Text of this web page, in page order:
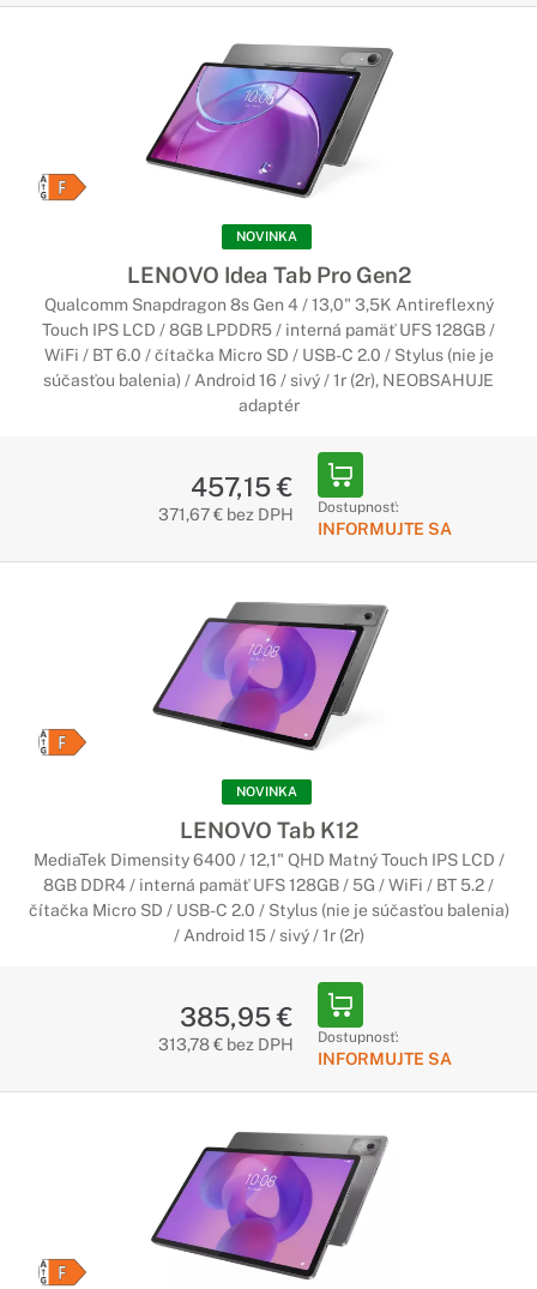
NOVINKA
LENOVO Idea Tab Pro Gen2
Qualcomm Snapdragon 8s Gen 4 / 13,0" 3,5K Antireflexný
Touch IPS LCD / 8GB LPDDR5 / interná pamäť UFS 128GB /
WiFi / BT 6.0 / čítačka Micro SD / USB-C 2.0 / Stylus (nie je
súčasťou balenia) / Android 16 / sivý / 1r (2r), NEOBSAHUJE
adaptér
457,15 €
371,67 € bez DPH Dostupnosť:
INFORMUJTE SA
NOVINKA
LENOVO Tab K12
MediaTek Dimensity 6400 / 12,1" QHD Matný Touch IPS LCD /
8GB DDR4 / interná pamäť UFS 128GB / 5G / WiFi / BT 5.2 /
čítačka Micro SD / USB-C 2.0 / Stylus (nie je súčasťou balenia)
/ Android 15 / sivý / 1r (2r)
385,95 €
313,78 € bez DPH Dostupnosť:
INFORMUJTE SA